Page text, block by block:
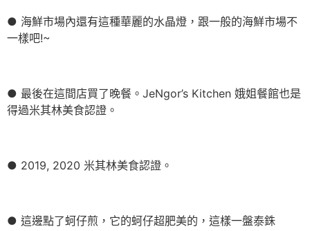
● 海鮮市場內還有這種華麗的水晶燈，跟一般的海鮮市場不
一樣吧!~
● 最後在這間店買了晚餐。JeNgor’s Kitchen 娥姐餐館也是
得過米其林美食認證。
● 2019, 2020 米其林美食認證。
● 這邊點了蚵仔煎，它的蚵仔超肥美的，這樣一盤泰銖